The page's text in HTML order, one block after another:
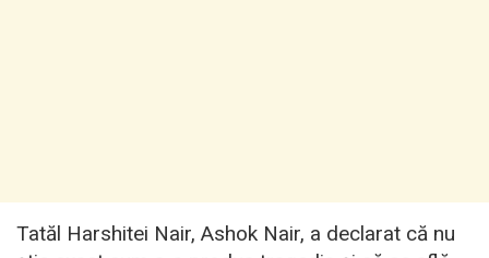
Tatăl Harshitei Nair, Ashok Nair, a declarat că nu